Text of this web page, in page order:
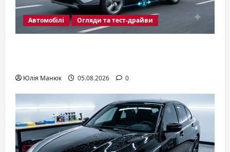
Автомобілі Огляди та тест-драйви
Юлія Манюк 05.08.2026 0